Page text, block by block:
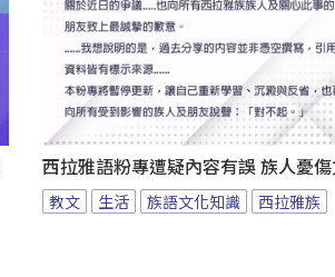
西拉雅語粉專遭疑內容有誤 族人憂傷
教文 生活 族語文化知識 西拉雅族